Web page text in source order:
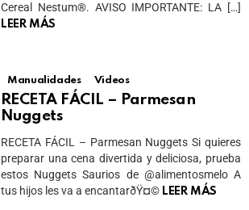
Cereal Nestum®️. AVISO IMPORTANTE: LA […]
LEER MÁS
Manualidades Videos
RECETA FÁCIL – Parmesan
Nuggets
RECETA FÁCIL – Parmesan Nuggets Si quieres
preparar una cena divertida y deliciosa, prueba
estos Nuggets Saurios de @alimentosmelo A
tus hijos les va a encantarðŸ¤© LEER MÁS